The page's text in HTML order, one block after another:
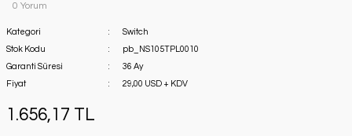
0 Yorum
Kategori
Switch
Stok Kodu
pb_NS105TPL0010
Garanti Süresi
36 Ay
Fiyat
29,00 USD + KDV
1.656,17 TL